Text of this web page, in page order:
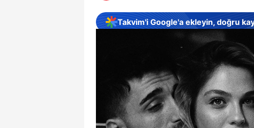
Takvim'i Google'a ekleyin, doğru